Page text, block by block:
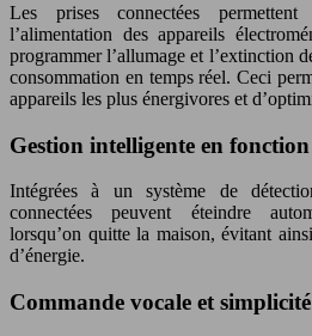
Les prises connectées
l’alimentation des appareils
programmer l’allumage et l’extinction
consommation en temps réel. Ceci
appareils les plus énergivores et
Gestion intelligente en fonction
Intégrées à un système de
connectées peuvent éteindre
lorsqu’on quitte la maison, évitant
d’énergie.
Commande vocale et